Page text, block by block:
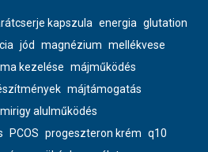
kapszula energia glutation
jód magnézium mellékvese
kezelése májműködés
májtámogatás
alulműködés
PCOS progeszteron krém q10